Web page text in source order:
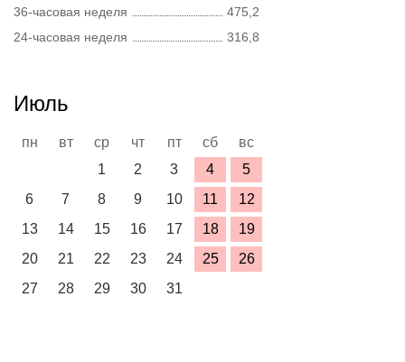
36-часовая неделя
475,2
24-часовая неделя
316,8
Июль
пн вт ср чт пт сб
вс
1
2 3 4
5
6
7 8 9 10 11
12
13
14 15 16 17 18
19
20
21 22 23 24 25
26
27
28 29 30 31